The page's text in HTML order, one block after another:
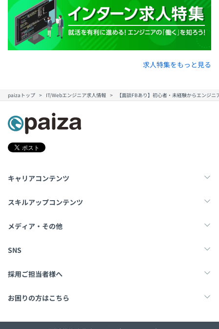
求人特集をもっと見る
paizaトップ IT/Webエンジニア求人情報 【面談FBあり】初心者・未経験からエンジ
キャリアコンテンツ
転職・キャリア
スキルアップコンテンツ
学習
メディア・その他
Tech Team Journal
SNS
X
採用ご担当者様へ
採用・教育をお考えの企業様へ
お困りの方はこちら
paizaとは？ お問い合わせ・FAQ